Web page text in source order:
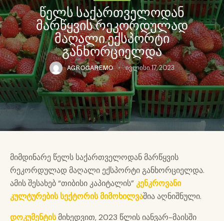
წელს საქართველოდან
მარწყვის რეკორდულად
მაღალი ექსპორტი
განხორციელდა
AGROGAREMO ივლისი 17, 2023
მიმდინარე წელს საქართველოდან მარწყვის
რეკორდულად მაღალი ექსპორტი განხორციელდა.
ამის შესახებ “თიბისი კაპიტალის”კენკროვანი
კულტურების სექტორის მიმოხილვაშია აღნიშნული.
დოკუმენტისმიხედვით, 2023 წლის იანვარ-მაისში